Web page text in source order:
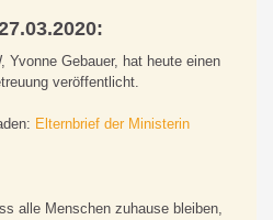
Yvonne Gebauer, hat heute einen
veröffentlicht.
Elternbrief der Ministerin
alle Menschen zuhause bleiben,